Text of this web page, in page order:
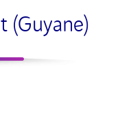
(Guyane)